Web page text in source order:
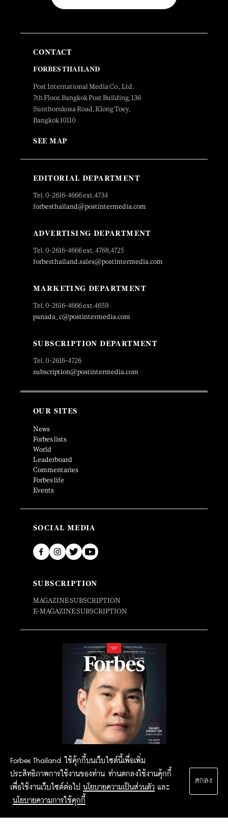
Forbes Thailand ใช้คุ้กกี้บนเว็บไซต์นี้เพื่อเพิ่ม
ประสิทธิภาพการใช้งานของท่าน ท่านตกลงใช้งานคุ้กกี้
เพื่อใช้งานเว็บไซต์ต่อไป นโยบายความเป็นส่วนตัว และ
นโยบายความการใช้คุกกี้
ตกลง
CONTACT
FORBES THAILAND
Post International Media Co., Ltd.
7th Floor, Bangkok Post Building, 136
Sunthornkosa Road, Klong Toey,
Bangkok 10110
SEE MAP
EDITORIAL DEPARTMENT
Tel. 0-2616-4666 ext.4734
forbesthailand@postintermedia.com
ADVERTISING DEPARTMENT
Tel. 0-2616-4666 ext. 4768,4725
forbesthailand.sales@postintermedia.com
MARKETING DEPARTMENT
Tel. 0-2616-4666 ext.4659
panada_c@postintermedia.com
SUBSCRIPTION DEPARTMENT
Tel. 0-2616-4726
subscription@postintermedia.com
OUR SITES
News
Forbes lists
World
Leaderboard
Commentaries
Forbes life
Events
SOCIAL MEDIA
SUBSCRIPTION
MAGAZINE SUBSCRIPTION
E-MAGAZINE SUBSCRIPTION
2015 Forbesthailand.com ALL RIGHTS RESERVED